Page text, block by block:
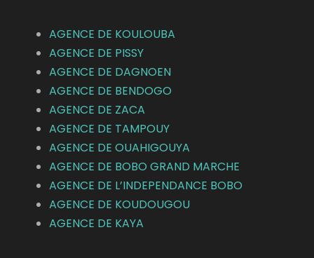
AGENCE DE KOULOUBA
AGENCE DE PISSY
AGENCE DE DAGNOEN
AGENCE DE BENDOGO
AGENCE DE ZACA
AGENCE DE TAMPOUY
AGENCE DE OUAHIGOUYA
AGENCE DE BOBO GRAND MARCHE
AGENCE DE L’INDEPENDANCE BOBO
AGENCE DE KOUDOUGOU
AGENCE DE KAYA